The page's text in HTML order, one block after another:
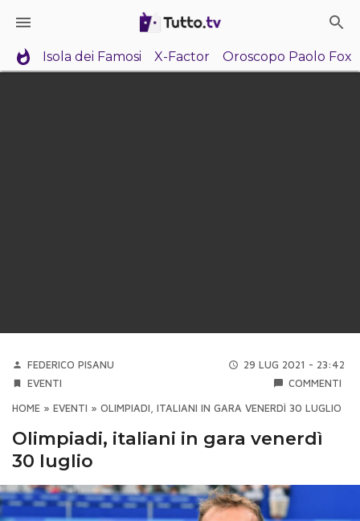
Isola dei Famosi X-Factor Oroscopo Paolo Fox
FEDERICO PISANU
29 LUG 2021 - 23:42
EVENTI
COMMENTI
HOME » EVENTI » OLIMPIADI, ITALIANI IN GARA VENERDÌ 30 LUGLIO
Olimpiadi, italiani in gara venerdì
30 luglio